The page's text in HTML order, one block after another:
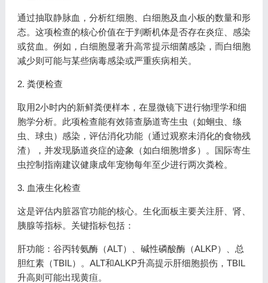
通过抽取静脉血，分析红细胞、白细胞及血小板的数量和形
态。这项检查的核心价值在于判断机体是否存在炎症、感染
或贫血。例如，白细胞显著升高常提示细菌感染，而白细胞
减少则可能与某些病毒感染或严重疾病相关。
2. 粪便检查
取用2小时内的新鲜粪便样本，在显微镜下进行物理学和细
胞学分析。此项检查能有效筛查肠道寄生虫（如蛔虫、绦
虫、球虫）感染，评估消化功能（通过观察未消化的食物残
渣），并发现肠道炎症的迹象（如白细胞增多）。国际寄生
虫控制指南建议健康成年宠物每年至少进行两次粪检。
3. 血液生化检查
这是评估内脏器官功能的核心。生化面板主要关注肝、肾、
胰腺等指标。关键指标包括：
肝功能：谷丙转氨酶（ALT）、碱性磷酸酶（ALKP）、总
胆红素（TBIL）。ALT和ALKP升高提示肝细胞损伤，TBIL
升高则可能出现黄疸。